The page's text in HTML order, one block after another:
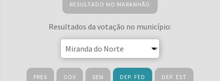
RESULTADO NO MARANHÃO
Resultados da votação no município:
PRES GOV SEN DEP. FED DEP. EST